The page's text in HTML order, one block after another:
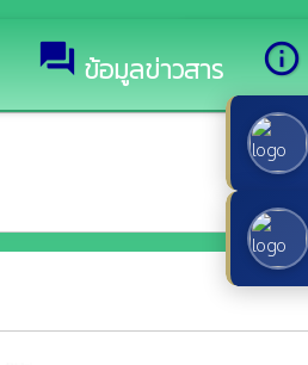
forum ข้อมูลข่าวสาร info_outline